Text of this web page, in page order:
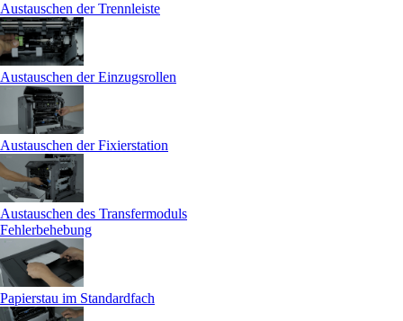
Austauschen der Trennleiste
Austauschen der Einzugsrollen
Austauschen der Fixierstation
Austauschen des Transfermoduls
Fehlerbehebung
Papierstau im Standardfach